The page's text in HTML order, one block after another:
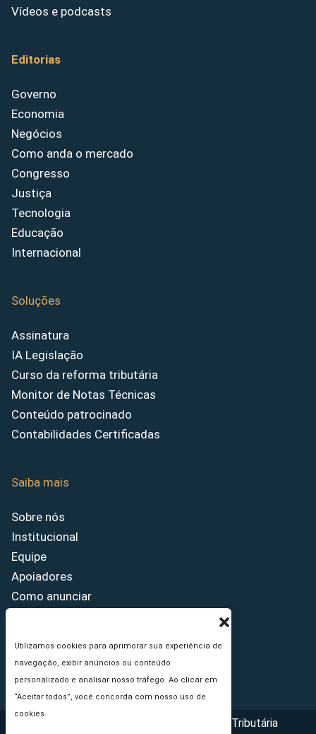
Utilizamos cookies para aprimorar sua experiência de
navegação, exibir anúncios ou conteúdo
personalizado e analisar nosso tráfego. Ao clicar em
“Aceitar todos”, você concorda com nosso uso de
cookies.
Vídeos e podcasts
Editorias
Governo
Economia
Negócios
Como anda o mercado
Congresso
Justiça
Tecnologia
Educação
Internacional
Soluções
Assinatura
IA Legislação
Curso da reforma tributária
Monitor de Notas Técnicas
Conteúdo patrocinado
Contabilidades Certificadas
Saiba mais
Sobre nós
Institucional
Equipe
Apoiadores
Como anunciar
Princípios Editoriais
Copyright © 2026 - Portal da Reforma Tributária